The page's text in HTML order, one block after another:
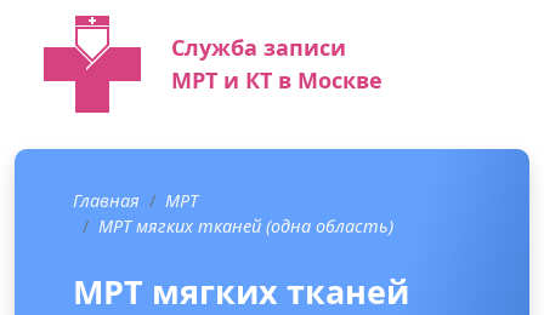
Служба записи
МРТ и КТ в Москве
Главная
МРТ
МРТ мягких тканей (одна область)
МРТ мягких тканей